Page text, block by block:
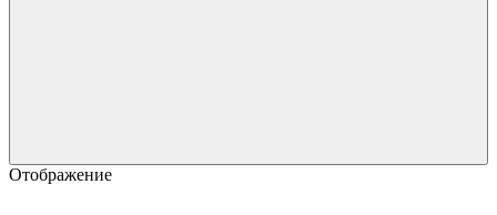
Отображение